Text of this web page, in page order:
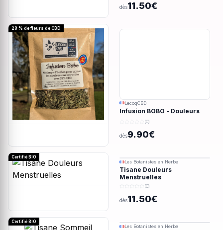
dès11.50€
28 % de fleurs de CBD
LecoqCBD
Infusion BOBO - Douleurs
menstruelles - 28g
(0)
dès9.90€
Certifié BIO
Les Botanistes en Herbe
Tisane Douleurs
Menstruelles
(0)
dès11.50€
Certifié BIO
Les Botanistes en Herbe